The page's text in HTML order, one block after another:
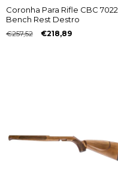
Coronha Para Rifle CBC 7022
Bench Rest Destro
€257,52 €218,89